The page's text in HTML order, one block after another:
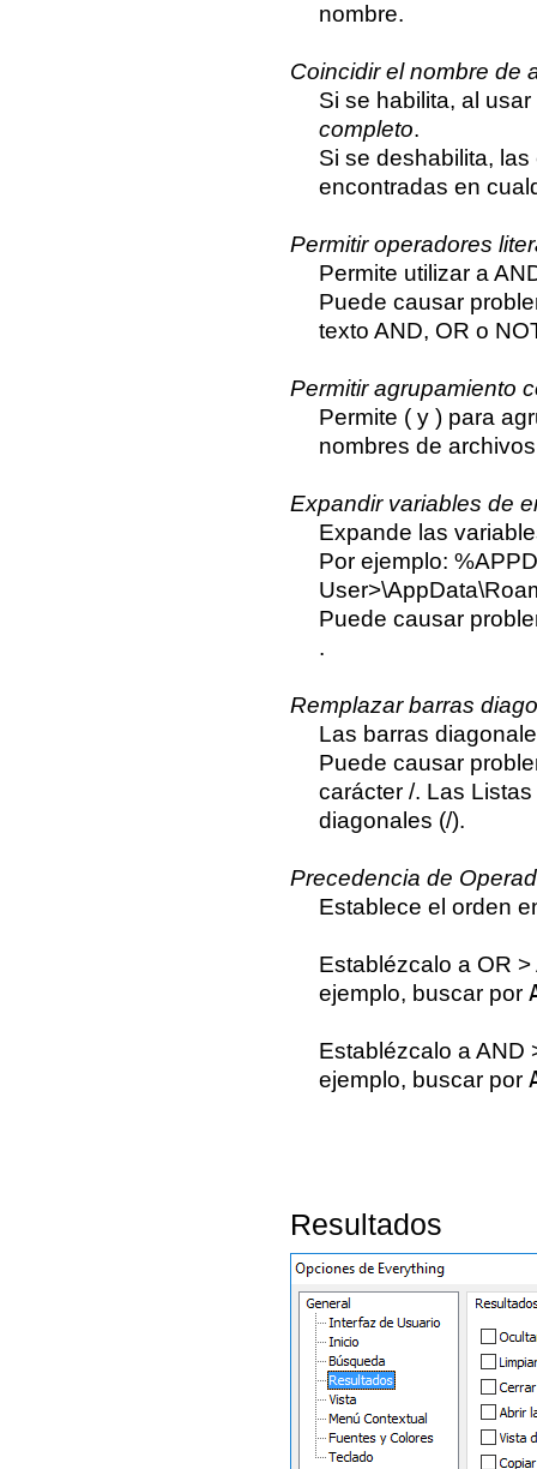
nombre.
Coincidir el nombre de
Si se habilita, al
completo.
Si se deshabilita,
encontradas en
Permitir operadores
Permite utilizar a
Puede causar
texto AND, OR o
Permitir agrupamiento
Permite ( y ) para
nombres de
Expandir variables de
Expande las
Por ejemplo:
Puede causar
.
Remplazar barras
Las barras
Puede causar
carácter /. Las
diagonales (/).
Precedencia de
Establece el orden
Establézcalo a OR
ejemplo, buscar por
Establézcalo a AND
ejemplo, buscar por
Resultados